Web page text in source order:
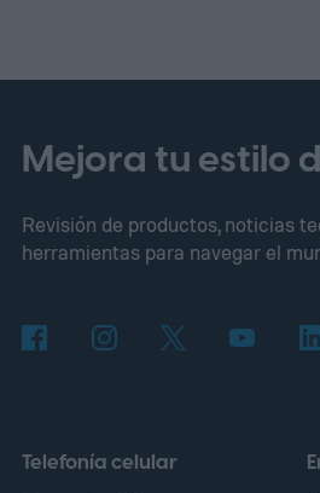
Mejora tu estilo
Revisión de productos, noticias
herramientas para navegar el
Telefonía celular